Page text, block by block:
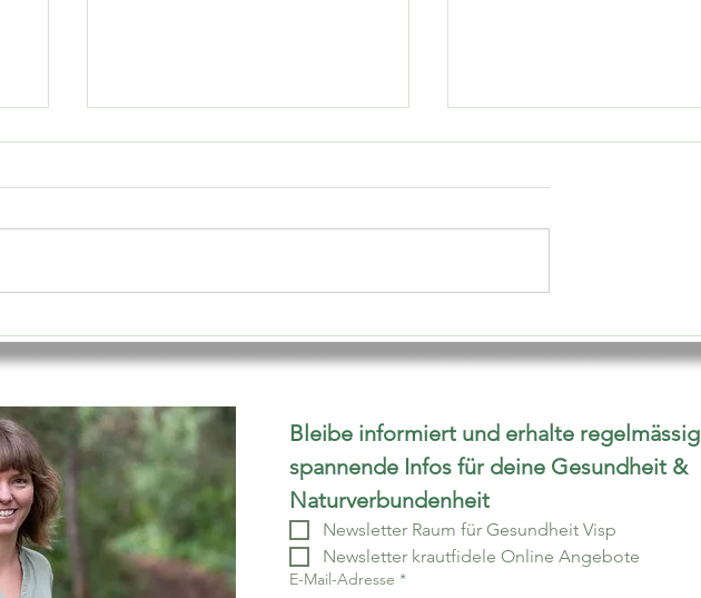
Rotkrautsalat
Bleibe informiert und erhalte regelmässig
spannende Infos für deine Gesundheit &
Naturverbundenheit
Newsletter Raum für Gesundheit Visp
Newsletter krautfidele Online Angebote
E-Mail-Adresse *